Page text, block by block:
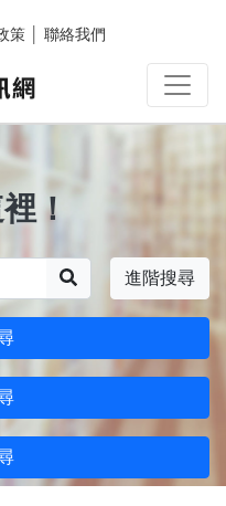
策 聯絡我們
！
進階搜尋